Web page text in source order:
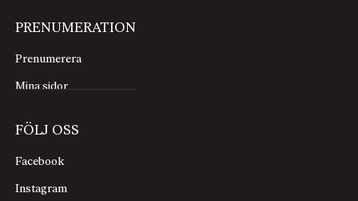
PRENUMERATION
Prenumerera
Mina sidor
FÖLJ OSS
Facebook
Instagram